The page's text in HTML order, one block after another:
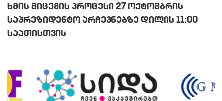
ხმის მიცემის პროცესი 27 ოქტომბრის
საპრეზიდენტო არჩევნებზე დილის 11:00
საათისთვის